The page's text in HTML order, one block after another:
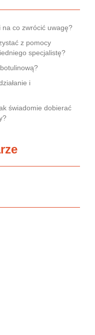
co zwrócić uwagę?
z pomocy
specjalistę?
i
świadomie dobierać